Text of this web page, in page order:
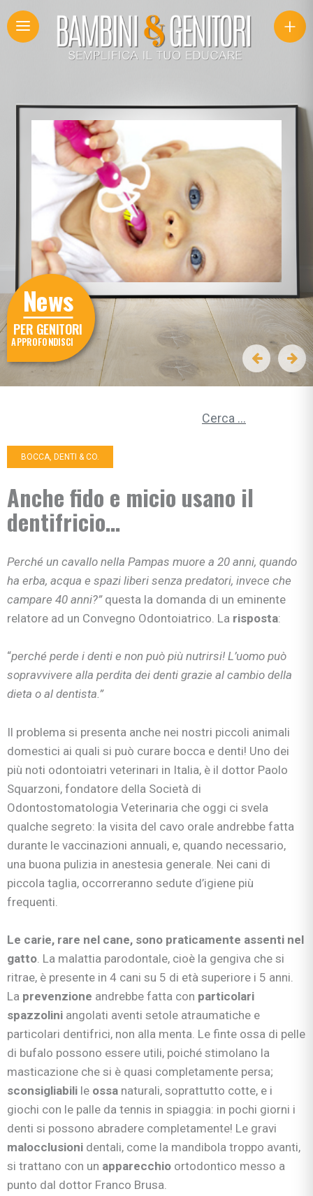
+
News
PER GENITORI
APPROFONDISCI
BOCCA, DENTI & CO.
Anche fido e micio usano il
dentifricio…
Perché un cavallo nella Pampas muore a 20 anni, quando
ha erba, acqua e spazi liberi senza predatori, invece che
campare 40 anni?” questa la domanda di un eminente
relatore ad un Convegno Odontoiatrico. La risposta:
“perché perde i denti e non può più nutrirsi! L’uomo può
sopravvivere alla perdita dei denti grazie al cambio della
dieta o al dentista.”
Il problema si presenta anche nei nostri piccoli animali
domestici ai quali si può curare bocca e denti! Uno dei
più noti odontoiatri veterinari in Italia, è il dottor Paolo
Squarzoni, fondatore della Società di
Odontostomatologia Veterinaria che oggi ci svela
qualche segreto: la visita del cavo orale andrebbe fatta
durante le vaccinazioni annuali, e, quando necessario,
una buona pulizia in anestesia generale. Nei cani di
piccola taglia, occorreranno sedute d’igiene più
frequenti.
Le carie, rare nel cane, sono praticamente assenti nel
gatto . La malattia parodontale, cioè la gengiva che si
ritrae, è presente in 4 cani su 5 di età superiore i 5 anni.
La prevenzione andrebbe fatta con particolari
spazzolini angolati aventi setole atraumatiche e
particolari dentifrici, non alla menta. Le finte ossa di pelle
di bufalo possono essere utili, poiché stimolano la
masticazione che si è quasi completamente persa;
sconsigliabili le ossa naturali, soprattutto cotte, e i
giochi con le palle da tennis in spiaggia: in pochi giorni i
denti si possono abradere completamente! Le gravi
malocclusioni dentali, come la mandibola troppo avanti,
si trattano con un apparecchio ortodontico messo a
punto dal dottor Franco Brusa.